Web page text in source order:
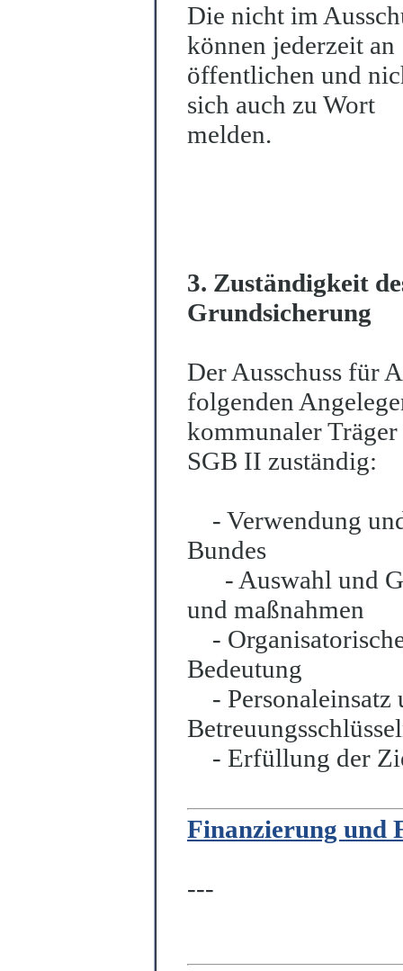
Die nicht im
können jederzeit an
öffentlichen und
sich auch zu Wort
melden.
3. Zuständigkeit
Grundsicherung
Der Ausschuss für
folgenden
kommunaler
SGB II zuständig:
- Verwendung
Bundes
- Auswahl und
und maßnahmen
-
Bedeutung
-
- Erfüllung der
Finanzierung und
---